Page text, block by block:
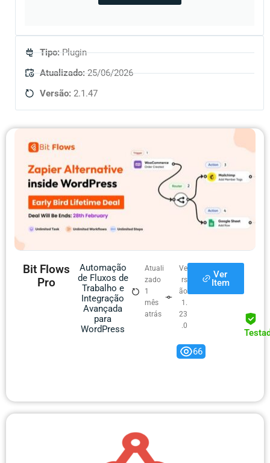
Tipo:Plugin
Atualizado:25/06/2026
Versão: 2.1.47
Bit Flows
Pro
Automação
de Fluxos de
Trabalho e
Integração
Avançada
para
WordPress
Atuali
zado
1
mês
atrás
Ve
rs
ão
1.
23
.0
Ver
Item
66